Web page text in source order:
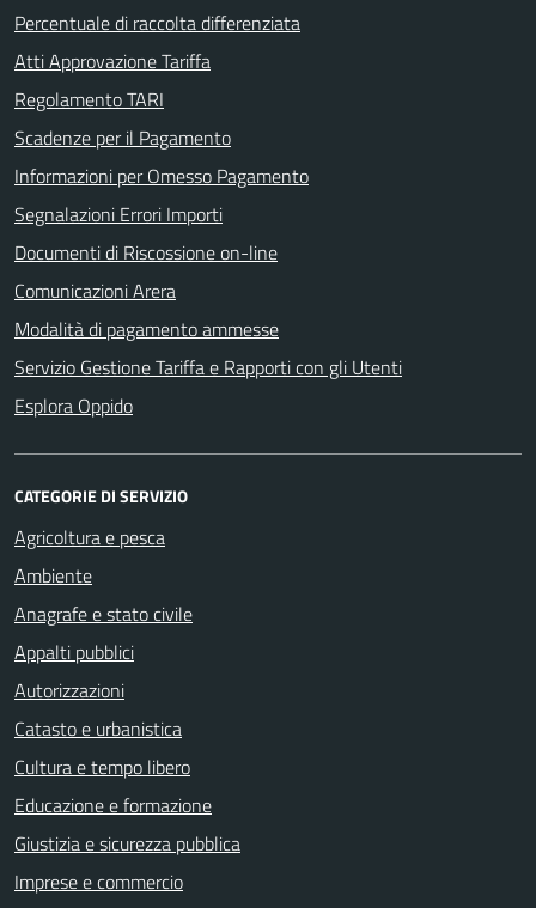
Percentuale di raccolta differenziata
Atti Approvazione Tariffa
Regolamento TARI
Scadenze per il Pagamento
Informazioni per Omesso Pagamento
Segnalazioni Errori Importi
Documenti di Riscossione on-line
Comunicazioni Arera
Modalità di pagamento ammesse
Servizio Gestione Tariffa e Rapporti con gli Utenti
Esplora Oppido
CATEGORIE DI SERVIZIO
Agricoltura e pesca
Ambiente
Anagrafe e stato civile
Appalti pubblici
Autorizzazioni
Catasto e urbanistica
Cultura e tempo libero
Educazione e formazione
Giustizia e sicurezza pubblica
Imprese e commercio